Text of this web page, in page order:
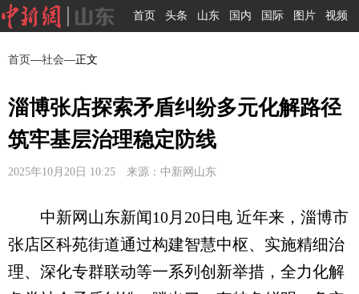
首页 头条 山东 国内 国际 图片 视频
首页—社会—正文
淄博张店探索矛盾纠纷多元化解路径
筑牢基层治理稳定防线
2025年10月20日 10:25 来源：中新网山东
中新网山东新闻10月20日电 近年来，淄博市
张店区科苑街道通过构建智慧中枢、实施精细治
理、深化专群联动等一系列创新举措，全力化解